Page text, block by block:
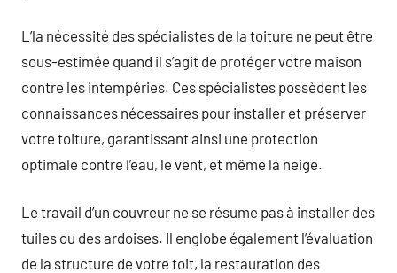
L’la nécessité des spécialistes de la toiture ne peut être
sous-estimée quand il s’agit de protéger votre maison
contre les intempéries. Ces spécialistes possèdent les
connaissances nécessaires pour installer et préserver
votre toiture, garantissant ainsi une protection
optimale contre l’eau, le vent, et même la neige.
Le travail d’un couvreur ne se résume pas à installer des
tuiles ou des ardoises. Il englobe également l’évaluation
de la structure de votre toit, la restauration des